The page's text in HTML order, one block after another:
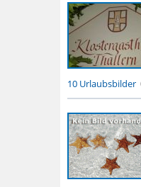
10 Urlaubsbilder